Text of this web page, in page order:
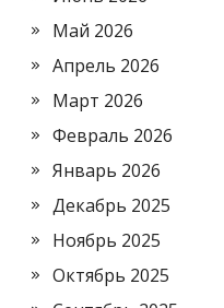
Май 2026
Апрель 2026
Март 2026
Февраль 2026
Январь 2026
Декабрь 2025
Ноябрь 2025
Октябрь 2025